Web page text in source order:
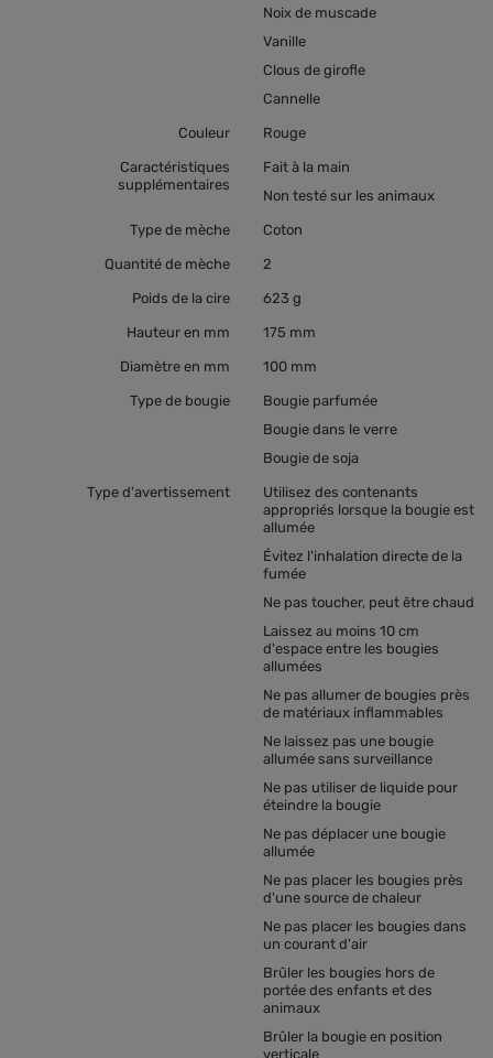
Noix de muscade
Vanille
Clous de girofle
Cannelle
Couleur Rouge
Caractéristiques
supplémentaires
Fait à la main
Non testé sur les animaux
Type de mèche Coton
Quantité de mèche 2
Poids de la cire 623 g
Hauteur en mm 175 mm
Diamètre en mm 100 mm
Type de bougie
Bougie parfumée
Bougie dans le verre
Bougie de soja
Type d'avertissement
Utilisez des contenants
appropriés lorsque la bougie est
allumée
Évitez l'inhalation directe de la
fumée
Ne pas toucher, peut être chaud
Laissez au moins 10 cm
d'espace entre les bougies
allumées
Ne pas allumer de bougies près
de matériaux inflammables
Ne laissez pas une bougie
allumée sans surveillance
Ne pas utiliser de liquide pour
éteindre la bougie
Ne pas déplacer une bougie
allumée
Ne pas placer les bougies près
d'une source de chaleur
Ne pas placer les bougies dans
un courant d'air
Brûler les bougies hors de
portée des enfants et des
animaux
Brûler la bougie en position
verticale